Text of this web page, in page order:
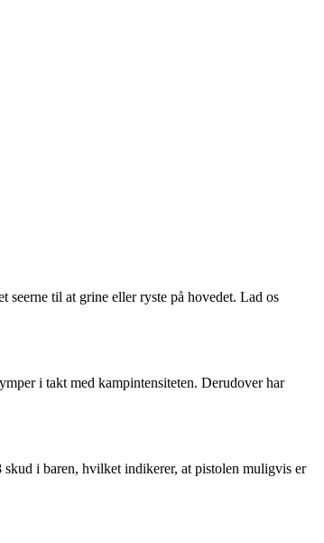
til at grine eller ryste på hovedet. Lad os
i takt med kampintensiteten. Derudover har
i baren, hvilket indikerer, at pistolen muligvis er